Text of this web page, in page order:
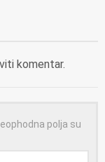
komentar.
polja su